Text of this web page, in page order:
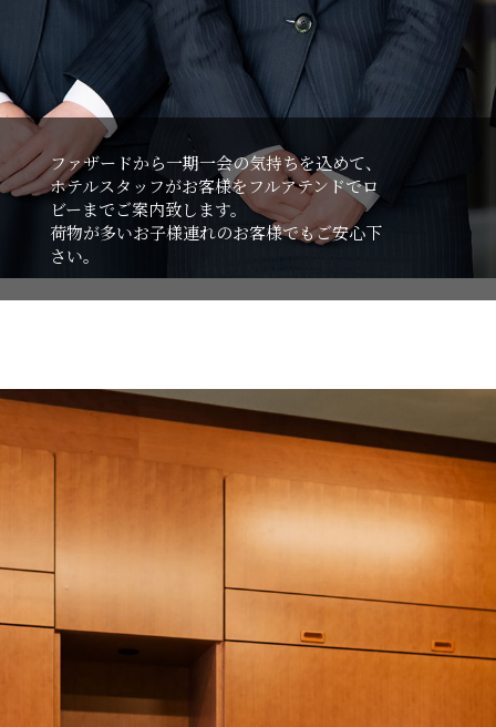
ファザードから一期一会の気持ちを込めて、
ホテルスタッフがお客様をフルアテンドでロ
ビーまでご案内致します。
荷物が多いお子様連れのお客様でもご安心下
さい。